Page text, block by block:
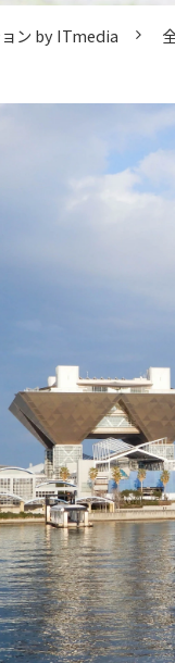
ン by ITmedia